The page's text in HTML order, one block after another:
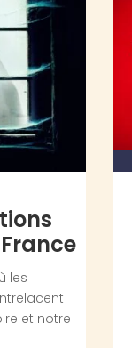
les
et notre